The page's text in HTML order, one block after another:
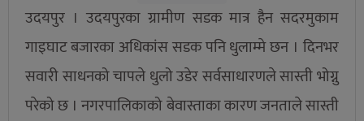
उदयपुर । उदयपुरका ग्रामीण सडक मात्र हैन सदरमुकाम
गाइघाट बजारका अधिकांस सडक पनि धुलाम्मे छन । दिनभर
सवारी साधनको चापले धुलो उडेर सर्वसाधारणले सास्ती भोग्नु
परेको छ । नगरपालिकाको बेवास्ताका कारण जनताले सास्ती